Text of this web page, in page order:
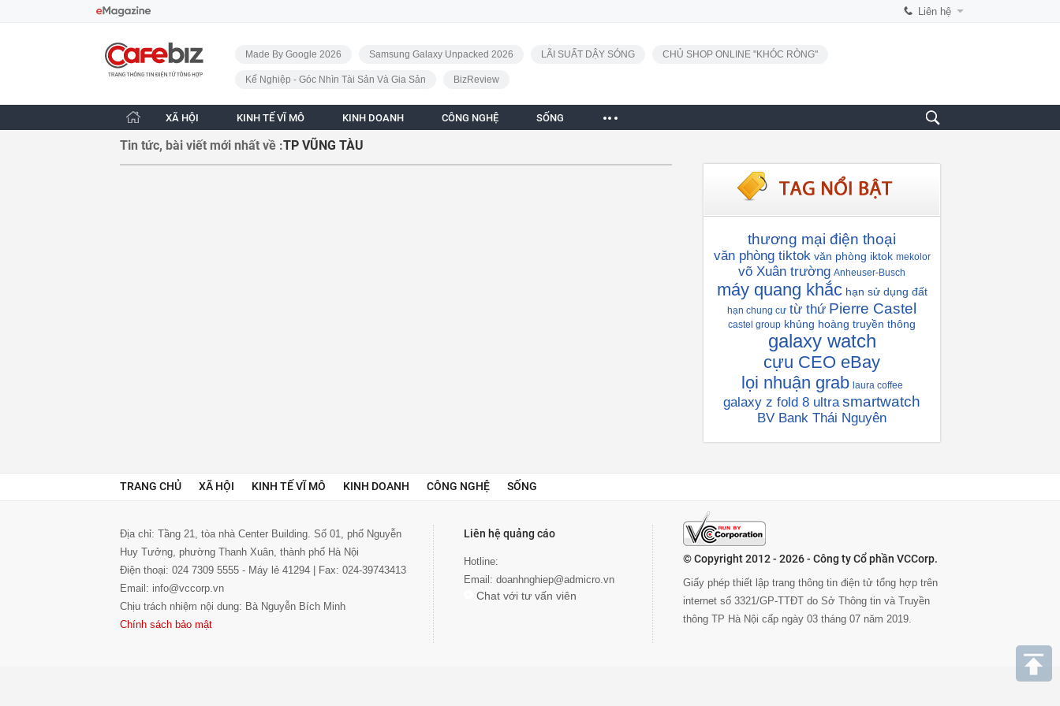
Liên hệ
CafeBiz - Trang chủ
Made By Google 2026
Samsung Galaxy Unpacked 2026 LÃI SUẤT DẬY SÓNG CHỦ SHOP ONLINE "KHÓC RÒNG"
Kế Nghiệp - Góc Nhìn Tài Sản Và Gia Sản BizReview
XÃ HỘI KINH TẾ VĨ MÔ KINH DOANH CÔNG NGHỆ SỐNG
Tin tức, bài viết mới nhất về :TP VŨNG TÀU
thương mại điện thoại
văn phòng tiktok văn phòng iktok mekolor
võ Xuân trường Anheuser-Busch
máy quang khắc hạn sử dụng đất
hạn chung cư từ thứ Pierre Castel
castel group khủng hoàng truyền thông
galaxy watch
cựu CEO eBay
lọi nhuận grab laura coffee
galaxy z fold 8 ultra smartwatch
BV Bank Thái Nguyên
TRANG CHỦ XÃ HỘI KINH TẾ VĨ MÔ KINH DOANH CÔNG NGHỆ SỐNG
Địa chỉ: Tầng 21, tòa nhà Center Building. Số 01, phố Nguyễn
Huy Tưởng, phường Thanh Xuân, thành phố Hà Nội
Điện thoại: 024 7309 5555 - Máy lẻ 41294 | Fax: 024-39743413
Email: info@vccorp.vn
Chịu trách nhiệm nội dung: Bà Nguyễn Bích Minh
Chính sách bảo mật
Liên hệ quảng cáo
Hotline:
Email: doanhnghiep@admicro.vn
Chat với tư vấn viên
© Copyright 2012 - 2026 - Công ty Cổ phần VCCorp.
Giấy phép thiết lập trang thông tin điện tử tổng hợp trên
internet số 3321/GP-TTĐT do Sở Thông tin và Truyền
thông TP Hà Nội cấp ngày 03 tháng 07 năm 2019.